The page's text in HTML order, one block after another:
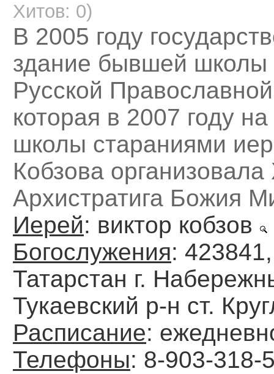
Хитов: 0)
В 2005 году
здание бывшей
Русской
которая в 2007 году
школы стараниями
Кобзова
Архистратига Божия
Иерей: виктор кобзов
Богослужения:
Татарстан г.
Тукаевский р-н ст.
Расписание:
Телефоны: 8-903-318-